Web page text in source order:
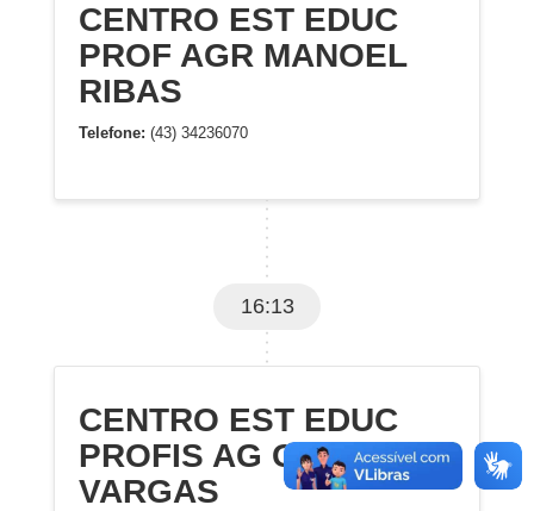
CENTRO EST EDUC
PROF AGR MANOEL
RIBAS
Telefone: (43) 34236070
16:13
CENTRO EST EDUC
PROFIS AG GETULIO
VARGAS